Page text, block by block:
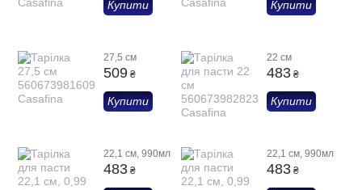
Купити Купити
27,5 см
509 ₴
Купити
22 см
483 ₴
Купити
22,1 см, 990мл
483 ₴
22,1 см, 990мл
483 ₴